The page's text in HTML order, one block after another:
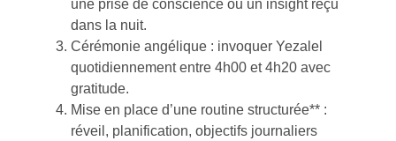
une prise de conscience ou un insight reçu
dans la nuit.
Cérémonie angélique : invoquer Yezalel
quotidiennement entre 4h00 et 4h20 avec
gratitude.
Mise en place d’une routine structurée** :
réveil, planification, objectifs journaliers